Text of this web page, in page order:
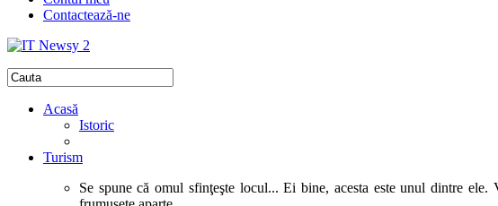
Contactează-ne
Acasă
Istoric
Turism
Se spune că omul sfinţeşte locul... Ei bine, acesta este unul dintre